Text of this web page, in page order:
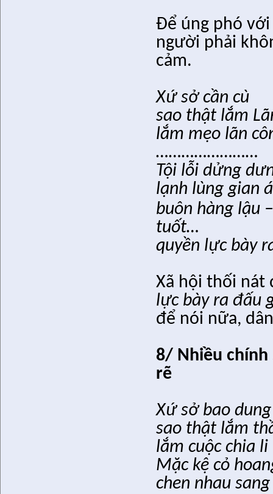
Để úng phó
người phải
cảm.
Xứ sở cần cù
sao thật lắm
lắm mẹo lãn
……………………
Tội lỗi dửng
lạnh lùng gian
buôn hàng lậu
tuốt…
quyền lực bày
Xã hội thối nát
lực bày ra đấu
để nói nữa,
8/ Nhiều chính
rẽ
Xứ sở bao dung
sao thật lắm
lắm cuộc chia
Mặc kệ cỏ
chen nhau